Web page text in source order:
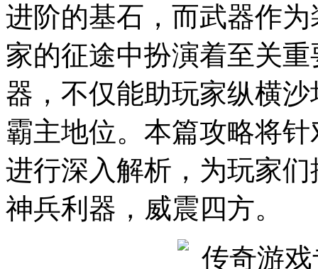
进阶的基石，而武器作
家的征途中扮演着至关
器，不仅能助玩家纵横
霸主地位。本篇攻略将
进行深入解析，为玩家
神兵利器，威震四方。